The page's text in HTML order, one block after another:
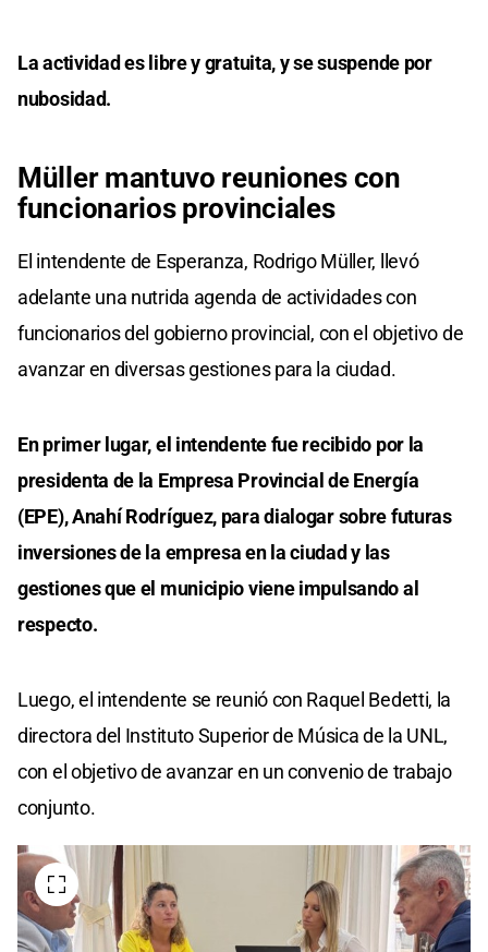
La actividad es libre y gratuita, y se suspende por
nubosidad.
Müller mantuvo reuniones con
funcionarios provinciales
El intendente de Esperanza, Rodrigo Müller, llevó
adelante una nutrida agenda de actividades con
funcionarios del gobierno provincial, con el objetivo de
avanzar en diversas gestiones para la ciudad.
En primer lugar, el intendente fue recibido por la
presidenta de la Empresa Provincial de Energía
(EPE), Anahí Rodríguez, para dialogar sobre futuras
inversiones de la empresa en la ciudad y las
gestiones que el municipio viene impulsando al
respecto.
Luego, el intendente se reunió con Raquel Bedetti, la
directora del Instituto Superior de Música de la UNL,
con el objetivo de avanzar en un convenio de trabajo
conjunto.